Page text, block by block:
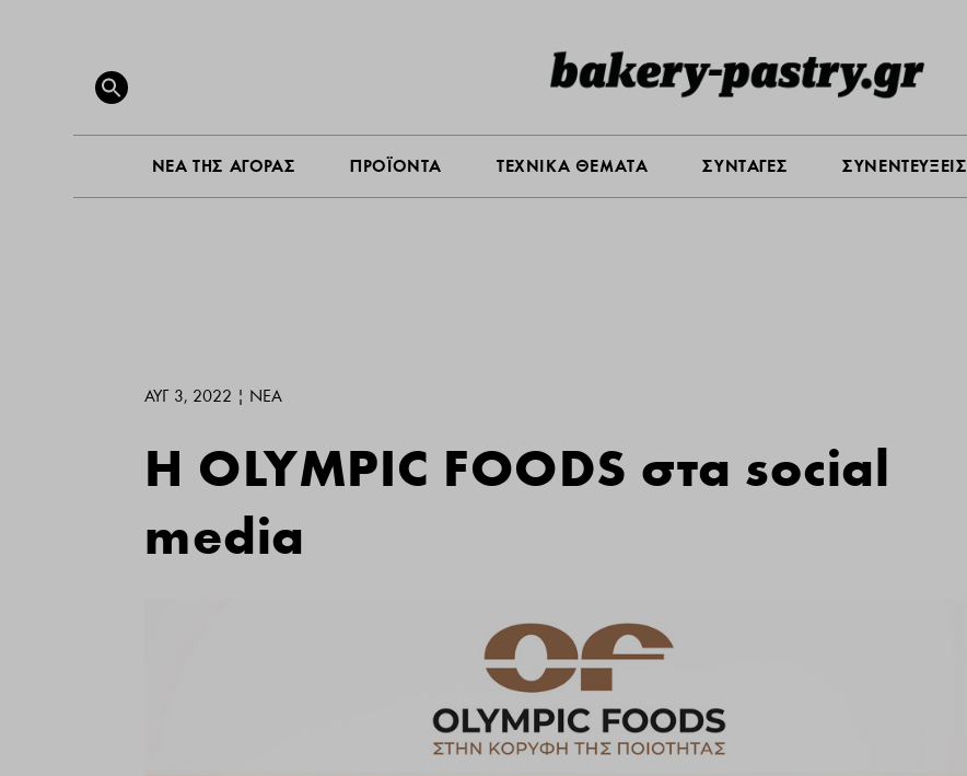
Search
for:
SEARCH BUTTON
ΝΕΑ ΤΗΣ ΑΓΟΡΑΣ ΠΡΟΪΟΝΤΑ ΤΕΧΝΙΚΑ ΘΕΜΑΤΑ ΣΥΝΤΑΓΕΣ ΣΥΝΕΝΤΕΥΞΕΙΣ
ΑΥΓ 3, 2022 | ΝΕΑ
Η OLYMPIC FOODS στα social
media